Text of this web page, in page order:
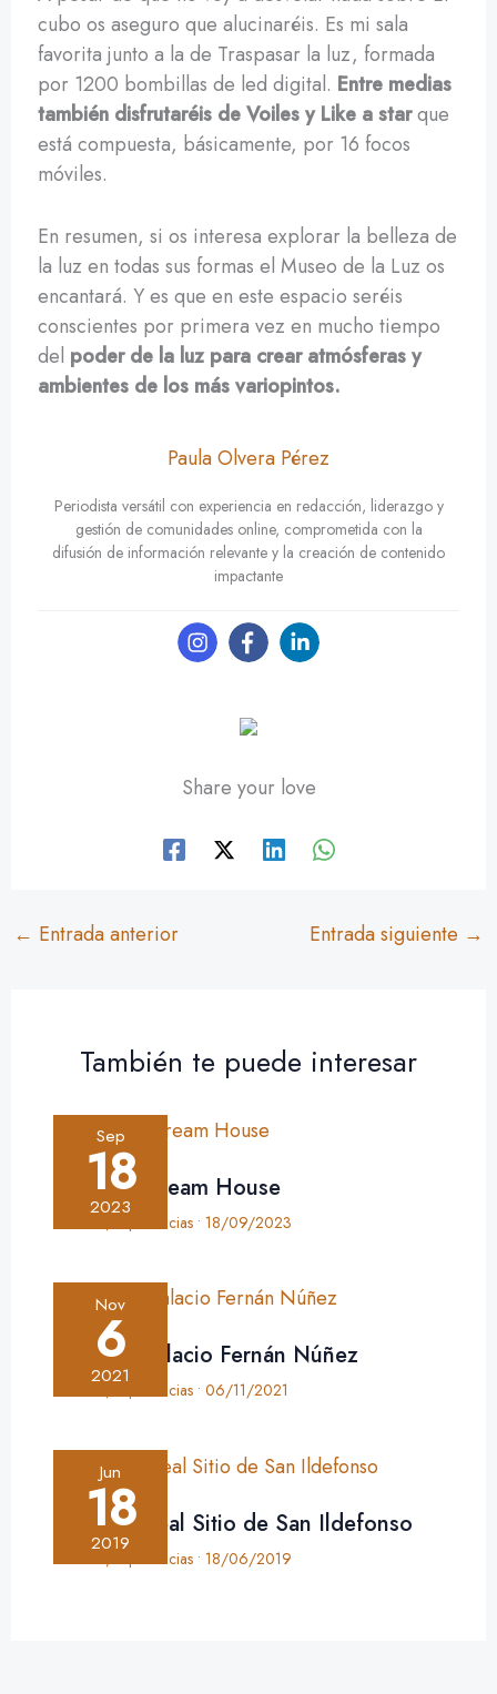
cubo os aseguro que alucinaréis. Es mi sala
favorita junto a la de Traspasar la luz, formada
por 1200 bombillas de led digital. Entre medias
también disfrutaréis de Voiles y Like a starque
está compuesta, básicamente, por 16 focos
móviles.
En resumen, si os interesa explorar la belleza de
la luz en todas sus formas el Museo de la Luz os
encantará. Y es que en este espacio seréis
conscientes por primera vez en mucho tiempo
del poder de la luz para crear atmósferas y
ambientes de los más variopintos.
Paula Olvera Pérez
Periodista versátil con experiencia en redacción, liderazgo y
gestión de comunidades online, comprometida con la
difusión de información relevante y la creación de contenido
impactante
Share your love
← Entrada anterior Entrada siguiente →
También te puede interesar
Sep
18
2023
Crónica: Dream House
Experiencias •18/09/2023
Nov
6
2021
Crónica: Palacio Fernán Núñez
Experiencias •06/11/2021
Jun
18
2019
Crónica: Real Sitio de San Ildefonso
Experiencias •18/06/2019